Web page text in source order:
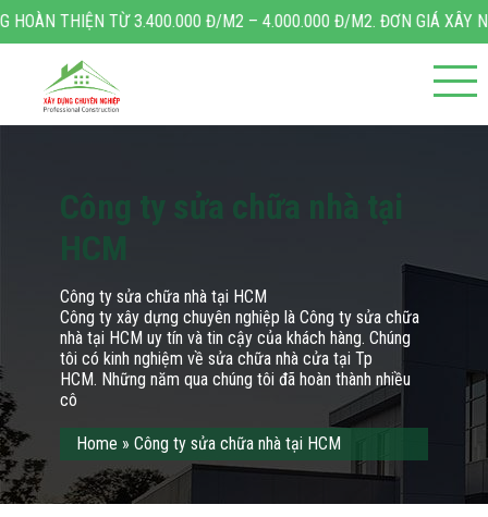
3.400.000 Đ/M2 – 4.000.000 Đ/M2. ĐƠN GIÁ XÂY NHÀ TRỌN GÓI
Công ty sửa chữa nhà tại
HCM
Công ty sửa chữa nhà tại HCM
Công ty xây dựng chuyên nghiệp là Công ty sửa chữa
nhà tại HCM uy tín và tin cậy của khách hàng. Chúng
tôi có kinh nghiệm về sửa chữa nhà cửa tại Tp
HCM. Những năm qua chúng tôi đã hoàn thành nhiều
cô
Home » Công ty sửa chữa nhà tại HCM